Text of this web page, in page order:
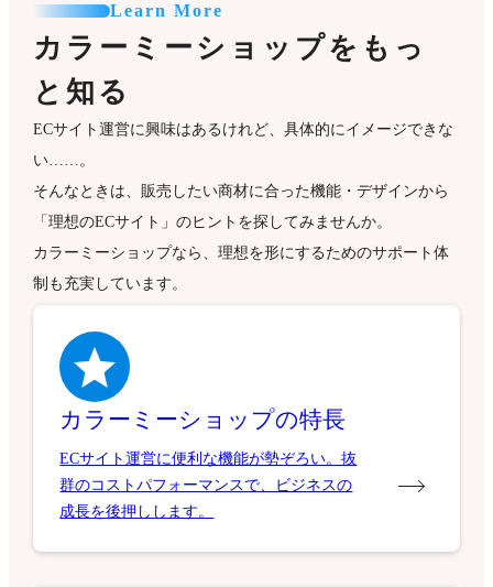
Learn More
カラーミーショップをもっ
と知る
ECサイト運営に興味はあるけれど、具体的にイメージできな
い……。
そんなときは、販売したい商材に合った機能・デザインから
「理想のECサイト」のヒントを探してみませんか。
カラーミーショップなら、理想を形にするためのサポート体
制も充実しています。
カラーミーショップの特長
ECサイト運営に便利な機能が勢ぞろい。抜
群のコストパフォーマンスで、ビジネスの
成長を後押しします。